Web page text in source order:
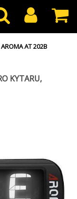
AROMA AT 202B
KYTARU,